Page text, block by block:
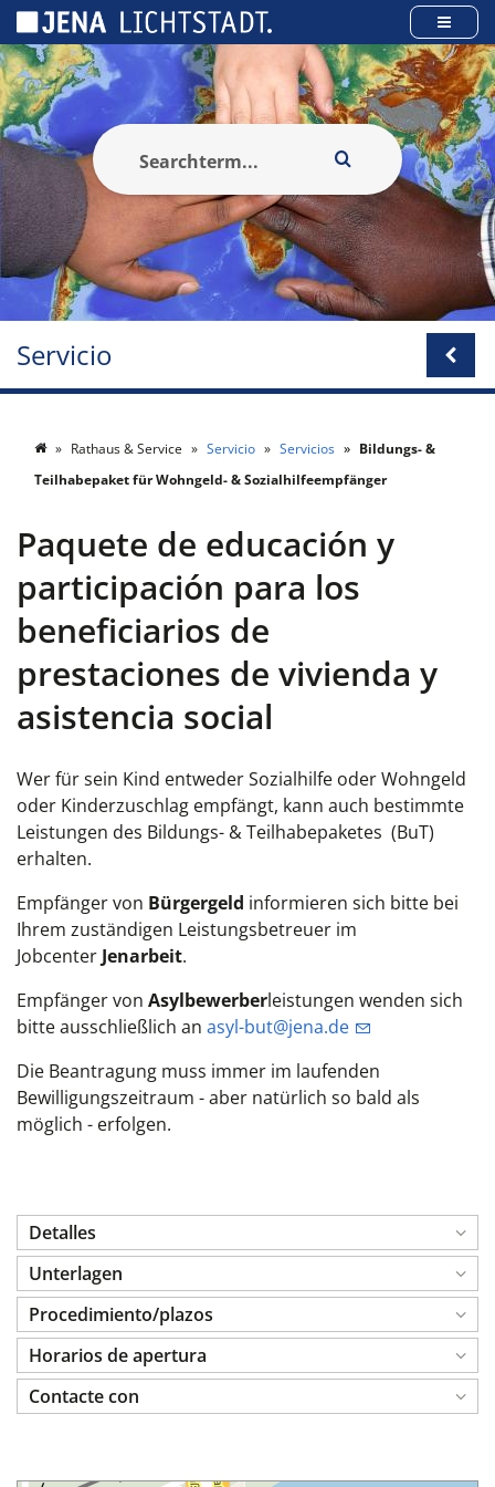
Servicio
Rathaus & Service Servicio Servicios
Bildungs- &
Teilhabepaket für Wohngeld- & Sozialhilfeempfänger
Paquete de educación y
participación para los
beneficiarios de
prestaciones de vivienda y
asistencia social
Wer für sein Kind entweder Sozialhilfe oder Wohngeld
oder Kinderzuschlag empfängt, kann auch bestimmte
Leistungen des Bildungs- & Teilhabepaketes (BuT)
erhalten.
Empfänger von Bürgergeld informieren sich bitte bei
Ihrem zuständigen Leistungsbetreuer im
Jobcenter Jenarbeit.
Empfänger von Asylbewerberleistungen wenden sich
bitte ausschließlich an asyl-but@jena.de
Die Beantragung muss immer im laufenden
Bewilligungszeitraum - aber natürlich so bald als
möglich - erfolgen.
Detalles
Unterlagen
Procedimiento/plazos
Horarios de apertura
Contacte con
Panel de gestión de cookies